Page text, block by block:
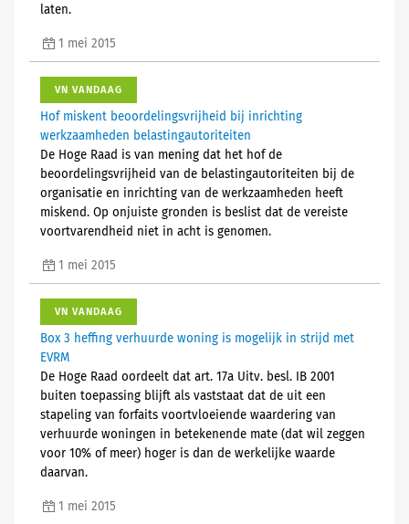
laten.
1 mei 2015
VN VANDAAG
Hof miskent beoordelingsvrijheid bij inrichting
werkzaamheden belastingautoriteiten
De Hoge Raad is van mening dat het hof de
beoordelingsvrijheid van de belastingautoriteiten bij de
organisatie en inrichting van de werkzaamheden heeft
miskend. Op onjuiste gronden is beslist dat de vereiste
voortvarendheid niet in acht is genomen.
1 mei 2015
VN VANDAAG
Box 3 heffing verhuurde woning is mogelijk in strijd met
EVRM
De Hoge Raad oordeelt dat art. 17a Uitv. besl. IB 2001
buiten toepassing blijft als vaststaat dat de uit een
stapeling van forfaits voortvloeiende waardering van
verhuurde woningen in betekenende mate (dat wil zeggen
voor 10% of meer) hoger is dan de werkelijke waarde
daarvan.
1 mei 2015